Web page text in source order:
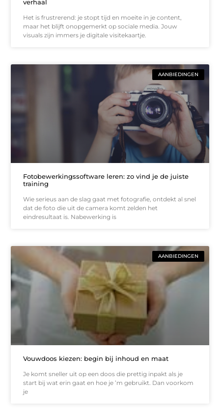
verhaal
Het is frustrerend: je stopt tijd en moeite in je content,
maar het blijft onopgemerkt op sociale media. Jouw
visuals zijn immers je digitale visitekaartje.
AANBIEDINGEN
Fotobewerkingssoftware leren: zo vind je de juiste
training
Wie serieus aan de slag gaat met fotografie, ontdekt al snel
dat de foto die uit de camera komt zelden het
eindresultaat is. Nabewerking is
AANBIEDINGEN
Vouwdoos kiezen: begin bij inhoud en maat
Je komt sneller uit op een doos die prettig inpakt als je
start bij wat erin gaat en hoe je ’m gebruikt. Dan voorkom
je